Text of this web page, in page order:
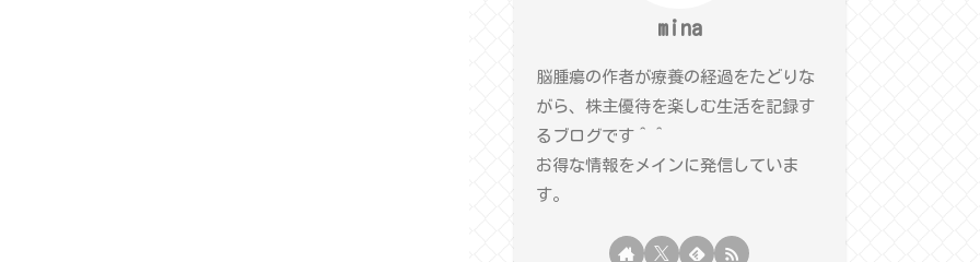
mina
脳腫瘍の作者が療養の経過をたどりな
がら、株主優待を楽しむ生活を記録す
るブログです＾＾
お得な情報をメインに発信していま
す。